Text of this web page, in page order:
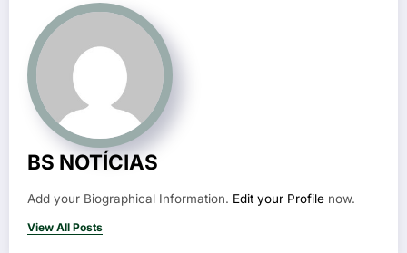
BS NOTÍCIAS
Add your Biographical Information. Edit your Profile now.
View All Posts